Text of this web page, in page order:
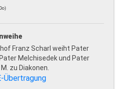
Franz Scharl weiht Pater
Melchisedek und Pater
zu Diakonen.
Übertragung